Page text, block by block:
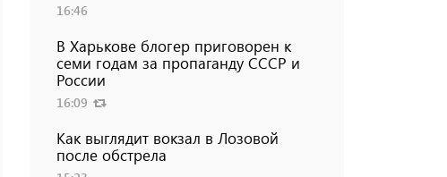
16:46
В Харькове блогер приговорен к
семи годам за пропаганду СССР и
России
16:09
Как выглядит вокзал в Лозовой
после обстрела